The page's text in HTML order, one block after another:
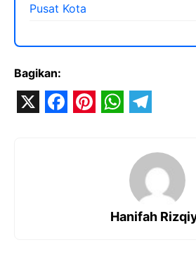
Pusat Kota
Bagikan:
s
l
e
g
Hanifah